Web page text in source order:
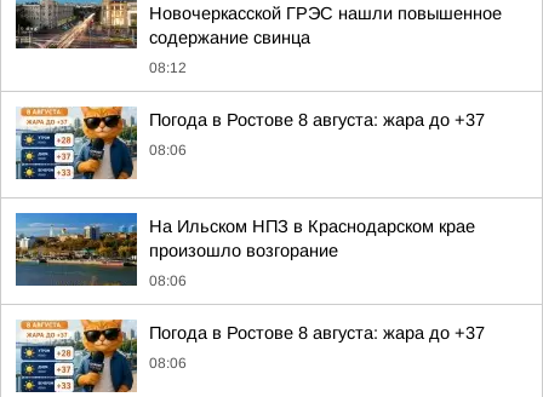
Новочеркасской ГРЭС нашли повышенное
содержание свинца
08:12
Погода в Ростове 8 августа: жара до +37
08:06
На Ильском НПЗ в Краснодарском крае
произошло возгорание
08:06
Погода в Ростове 8 августа: жара до +37
08:06